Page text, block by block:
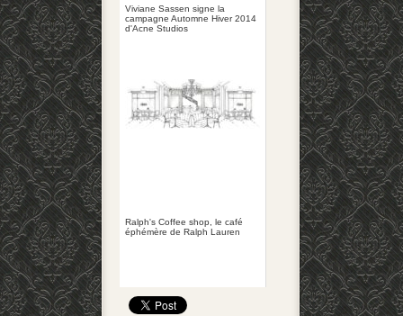
Viviane Sassen signe la
campagne Automne Hiver 2014
d'Acne Studios
Ralph's Coffee shop, le café
éphémère de Ralph Lauren